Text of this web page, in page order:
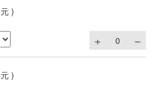
元 )
元 )